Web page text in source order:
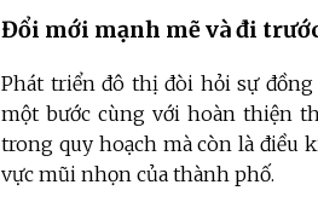
Đổi mới mạnh mẽ và đi
Phát triển đô thị đòi hỏi sự đồng
một bước cùng với hoàn thiện
trong quy hoạch mà còn là điều
vực mũi nhọn của thành phố.